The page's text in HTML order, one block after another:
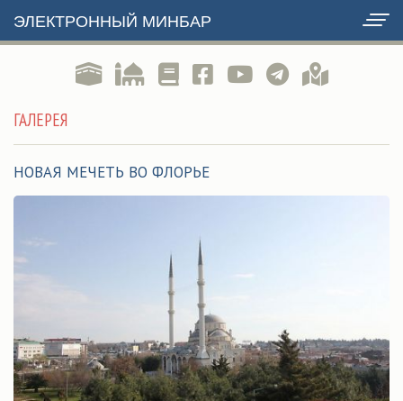
ЭЛЕКТРОННЫЙ МИНБАР
ГАЛЕРЕЯ
НОВАЯ МЕЧЕТЬ ВО ФЛОРЬЕ